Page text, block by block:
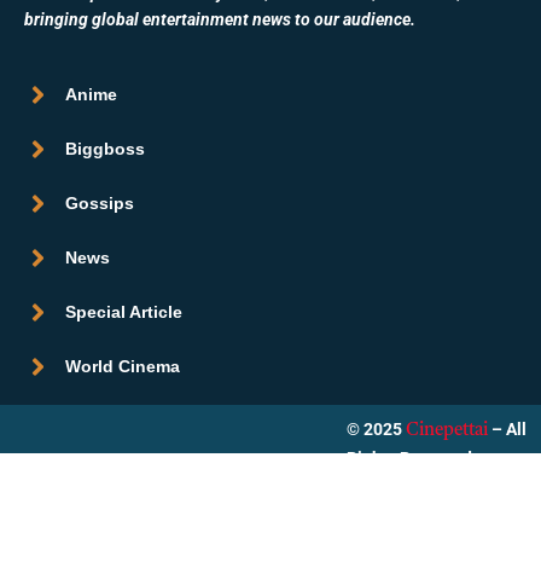
bringing global entertainment news to our audience.
Anime
Biggboss
Gossips
News
Special Article
World Cinema
© 2025 Cinepettai – All
Rights Reserved